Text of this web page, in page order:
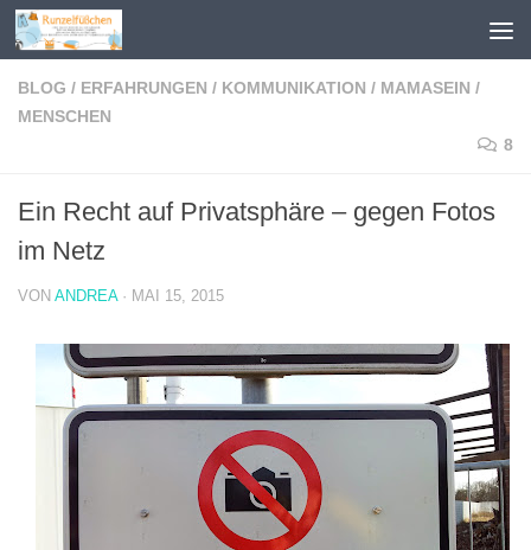
Zum Inhalt springen
BLOG / ERFAHRUNGEN / KOMMUNIKATION / MAMASEIN /
MENSCHEN
8
Ein Recht auf Privatsphäre – gegen Fotos
im Netz
VON ANDREA · MAI 15, 2015